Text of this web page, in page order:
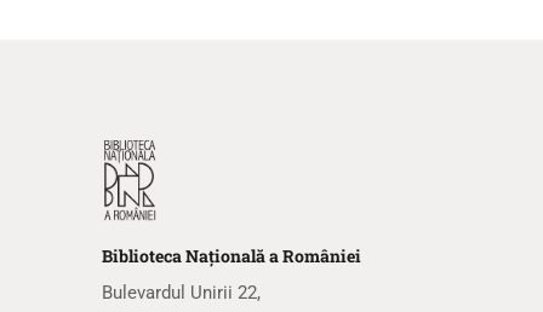
BibliotecaNaționalăa României
Bulevardul Unirii 22,